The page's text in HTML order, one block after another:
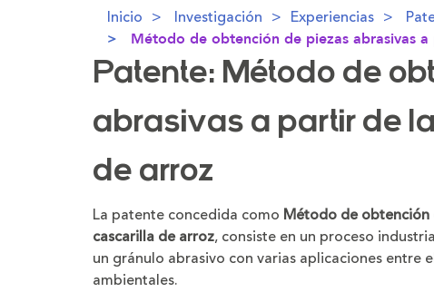
Inicio Investigación Experiencias
Método de obtención de piezas abrasivas
Patente: Método de
abrasivas a partir de
de arroz
La patente concedida como Método de obtención
cascarilla de arroz, consiste en un proceso
un gránulo abrasivo con varias aplicaciones entre
ambientales.